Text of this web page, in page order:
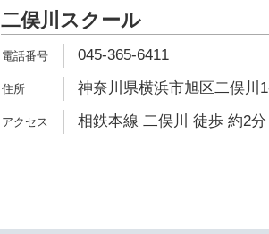
二俣川スクール
045-365-6411
神奈川県横浜市旭区二俣川
相鉄本線 二俣川 徒歩 約2分